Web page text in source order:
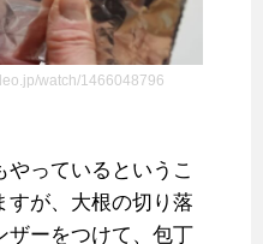
watch/1466048796
っているというこ
すが、大根の切り落
ザーをつけて、包丁